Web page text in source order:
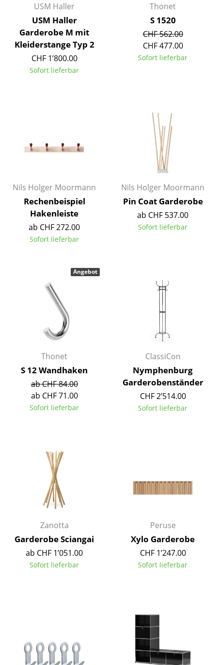
Sekretäre & PC-Tische
Konferenztische
Stehtische & Stehpulte
Kindertische
... alle Tische
Regale & Schränke
Bücherregale
Wandregale
Sideboards & Kommoden
Beistell- & Rollcontainer
Barmöbel
Garderoben
Kleinaufbewahrung
Einzelteile
... alle Aufbewahrungsmöbel
Licht
Schreibtischleuchten
Stehleuchten & Leseleuchten
Bodenleuchten
Wandleuchten
Outdoor-Leuchten
Akkuleuchten
Einzelbetten
Stapelbetten
USM Haller
USM Haller
Garderobe M mit
Kleiderstange Typ 2
CHF 1’800.00
Sofort lieferbar
Thonet
S 1520
CHF 562.00
CHF 477.00
Sofort lieferbar
Nils Holger Moormann
Rechenbeispiel
Hakenleiste
ab CHF 272.00
Sofort lieferbar
Nils Holger Moormann
Pin Coat Garderobe
ab CHF 537.00
Sofort lieferbar
Thonet
S 12 Wandhaken
ab CHF 84.00
ab CHF 71.00
Sofort lieferbar
Angebot
ClassiCon
Nymphenburg
Garderobenständer
CHF 2’514.00
Sofort lieferbar
Zanotta
Garderobe Sciangai
ab CHF 1’051.00
Sofort lieferbar
Peruse
Xylo Garderobe
CHF 1’247.00
Sofort lieferbar